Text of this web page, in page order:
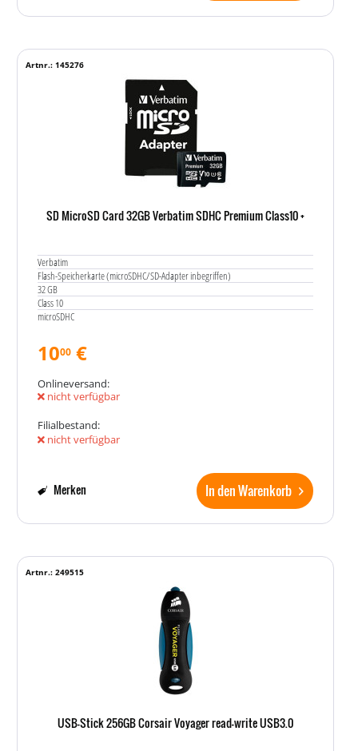
SD MicroSD Card 32GB Verbatim SDHC Premium Class10 +
Verbatim
Flash-Speicherkarte (microSDHC/SD-Adapter inbegriffen)
32 GB
Class 10
microSDHC
Artnr.: 145276
1000 €
Onlineversand:
nicht verfügbar
Filialbestand:
nicht verfügbar
In den Warenkorb
Merken
USB-Stick 256GB Corsair Voyager read-write USB3.0
Artnr.: 249515